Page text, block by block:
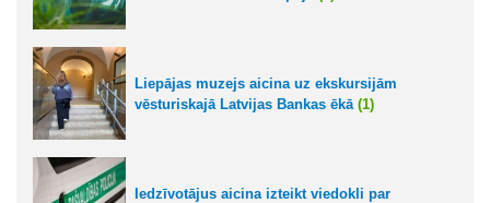
Liepājas muzejs aicina uz ekskursijām
vēsturiskajā Latvijas Bankas ēkā (1)
Iedzīvotājus aicina izteikt viedokli par